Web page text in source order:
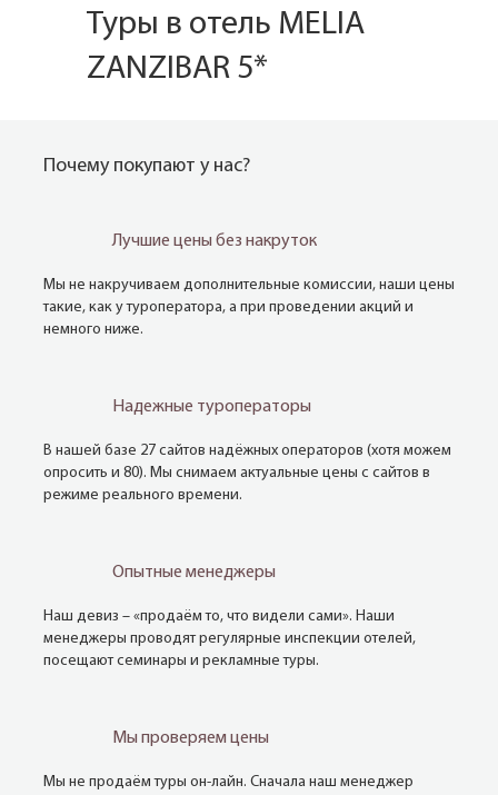
Туры в отель MELIA
ZANZIBAR 5*
Почему покупают у нас?
Лучшие цены без накруток
Мы не накручиваем дополнительные комиссии, наши цены
такие, как у туроператора, а при проведении акций и
немного ниже.
Надежные туроператоры
В нашей базе 27 сайтов надёжных операторов (хотя можем
опросить и 80). Мы снимаем актуальные цены с сайтов в
режиме реального времени.
Опытные менеджеры
Наш девиз – «продаём то, что видели сами». Наши
менеджеры проводят регулярные инспекции отелей,
посещают семинары и рекламные туры.
Мы проверяем цены
Мы не продаём туры он-лайн. Сначала наш менеджер